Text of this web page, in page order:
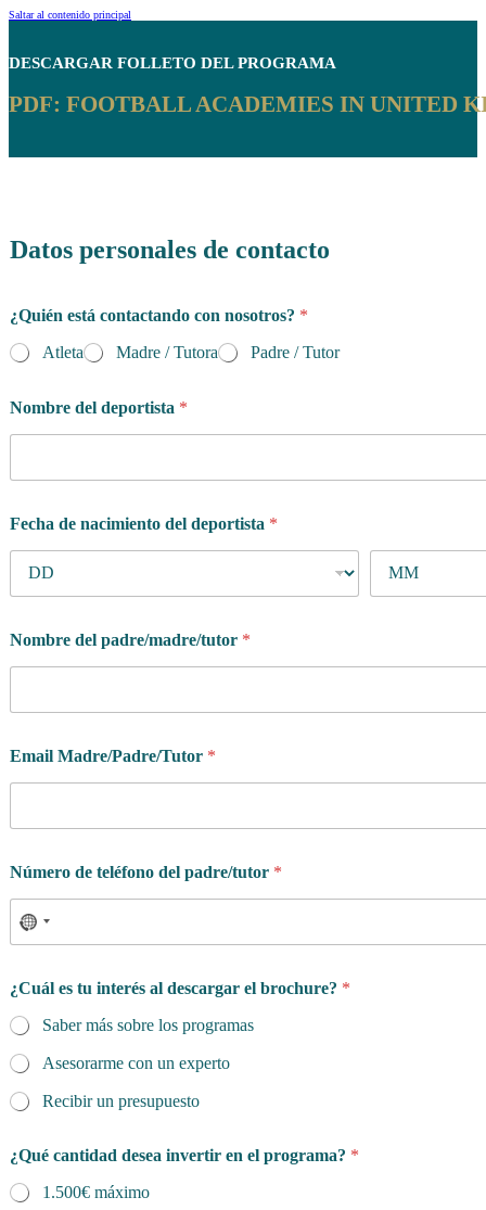
Saltar al contenido principal
DESCARGAR FOLLETO DEL PROGRAMA
PDF: FOOTBALL ACADEMIES IN UNITED
Datos personales de contacto
o
s
o
r
M
d
r
d
r
/
u
y
¿Quién está contactando con nosotros? *
Atleta
Madre / Tutora Padre / Tutor
Nombre del deportista *
Fecha de nacimiento del deportista *
Nombre del padre/madre/tutor *
Email Madre/Padre/Tutor *
Número de teléfono del padre/tutor *
¿Cuál es tu interés al descargar el brochure? *
Saber más sobre los programas
Asesorarme con un experto
Recibir un presupuesto
¿Qué cantidad desea invertir en el programa? *
1.500€ máximo